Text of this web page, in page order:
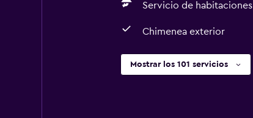
Servicio de habitaciones
Chimenea exterior
Mostrar los 101 servicios